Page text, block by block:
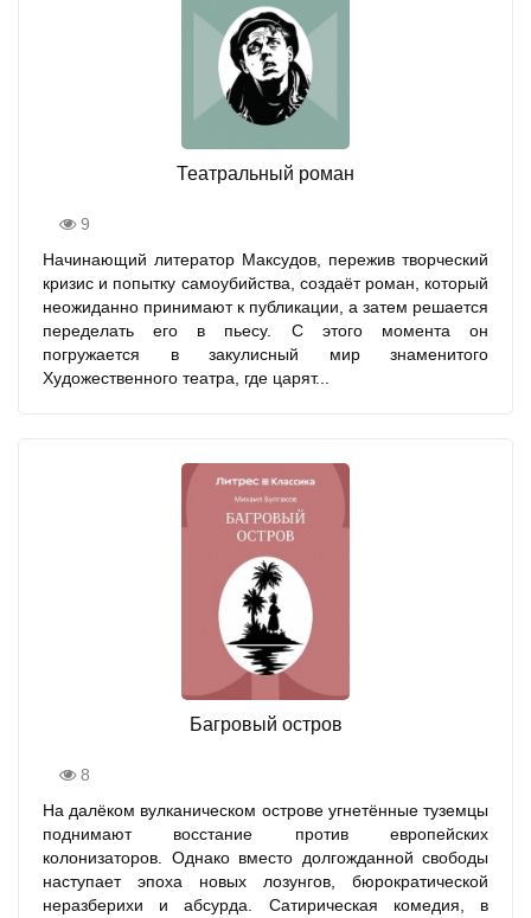
Театральный роман
9
Начинающий литератор Максудов, пережив творческий
кризис и попытку самоубийства, создаёт роман, который
неожиданно принимают к публикации, а затем решается
переделать его в пьесу. С этого момента он
погружается в закулисный мир знаменитого
Художественного театра, где царят...
Багровый остров
8
На далёком вулканическом острове угнетённые туземцы
поднимают восстание против европейских
колонизаторов. Однако вместо долгожданной свободы
наступает эпоха новых лозунгов, бюрократической
неразберихи и абсурда. Сатирическая комедия, в